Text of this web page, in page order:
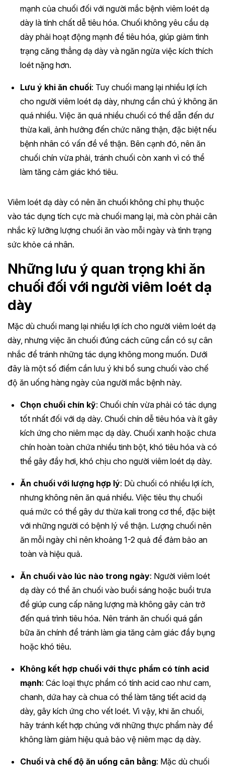
mạnh của chuối đối với người mắc bệnh viêm loét dạ
dày là tính chất dễ tiêu hóa. Chuối không yêu cầu dạ
dày phải hoạt động mạnh để tiêu hóa, giúp giảm tình
trạng căng thẳng dạ dày và ngăn ngừa việc kích thích
loét nặng hơn.
Lưu ý khi ăn chuối: Tuy chuối mang lại nhiều lợi ích
cho người viêm loét dạ dày, nhưng cần chú ý không ăn
quá nhiều. Việc ăn quá nhiều chuối có thể dẫn đến dư
thừa kali, ảnh hưởng đến chức năng thận, đặc biệt nếu
bệnh nhân có vấn đề về thận. Bên cạnh đó, nên ăn
chuối chín vừa phải, tránh chuối còn xanh vì có thể
làm tăng cảm giác khó tiêu.
Viêm loét dạ dày có nên ăn chuối không chỉ phụ thuộc
vào tác dụng tích cực mà chuối mang lại, mà còn phải cân
nhắc kỹ lưỡng lượng chuối ăn vào mỗi ngày và tình trạng
sức khỏe cá nhân.
Những lưu ý quan trọng khi ăn
chuối đối với người viêm loét dạ
dày
Mặc dù chuối mang lại nhiều lợi ích cho người viêm loét dạ
dày, nhưng việc ăn chuối đúng cách cũng cần có sự cân
nhắc để tránh những tác dụng không mong muốn. Dưới
đây là một số điểm cần lưu ý khi bổ sung chuối vào chế
độ ăn uống hàng ngày của người mắc bệnh này.
Chọn chuối chín kỹ: Chuối chín vừa phải có tác dụng
tốt nhất đối với dạ dày. Chuối chín dễ tiêu hóa và ít gây
kích ứng cho niêm mạc dạ dày. Chuối xanh hoặc chưa
chín hoàn toàn chứa nhiều tinh bột, khó tiêu hóa và có
thể gây đầy hơi, khó chịu cho người viêm loét dạ dày.
Ăn chuối với lượng hợp lý: Dù chuối có nhiều lợi ích,
nhưng không nên ăn quá nhiều. Việc tiêu thụ chuối
quá mức có thể gây dư thừa kali trong cơ thể, đặc biệt
với những người có bệnh lý về thận. Lượng chuối nên
ăn mỗi ngày chỉ nên khoảng 1-2 quả để đảm bảo an
toàn và hiệu quả.
Ăn chuối vào lúc nào trong ngày: Người viêm loét
dạ dày có thể ăn chuối vào buổi sáng hoặc buổi trưa
để giúp cung cấp năng lượng mà không gây cản trở
đến quá trình tiêu hóa. Nên tránh ăn chuối quá gần
bữa ăn chính để tránh làm gia tăng cảm giác đầy bụng
hoặc khó tiêu.
Không kết hợp chuối với thực phẩm có tính acid
mạnh: Các loại thực phẩm có tính acid cao như cam,
chanh, dứa hay cà chua có thể làm tăng tiết acid dạ
dày, gây kích ứng cho vết loét. Vì vậy, khi ăn chuối,
hãy tránh kết hợp chúng với những thực phẩm này để
không làm giảm hiệu quả bảo vệ niêm mạc dạ dày.
Chuối và chế độ ăn uống cân bằng: Mặc dù chuối